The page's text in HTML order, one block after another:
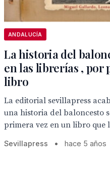
ANDALUCÍA
La historia del
en las librerías , por
libro
La editorial sevillapress
una historia del baloncesto
primera vez en un libro que
Sevillapress • hace 5 años